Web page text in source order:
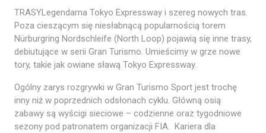
TRASYLegendarna Tokyo Expressway i szereg nowych tras.
Poza cieszącym się niesłabnącą popularnością torem
Nürburgring Nordschleife (North Loop) pojawią się inne trasy,
debiutujące w serii Gran Turismo. Umieścimy w grze nowe
tory, takie jak owiane sławą Tokyo Expressway.
Ogólny zarys rozgrywki w Gran Turismo Sport jest trochę
inny niż w poprzednich odsłonach cyklu. Główną osią
zabawy są wyścigi sieciowe – codzienne oraz tygodniowe
sezony pod patronatem organizacji FIA. Kariera dla